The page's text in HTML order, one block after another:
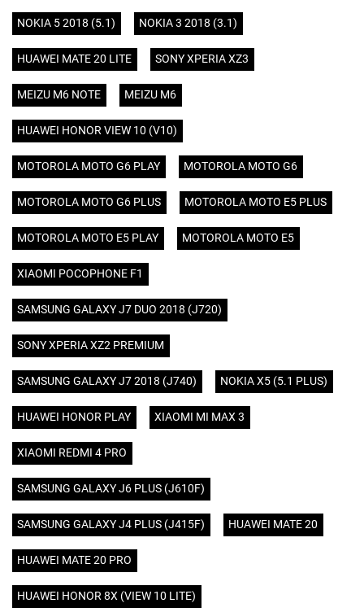
NOKIA 5 2018 (5.1) NOKIA 3 2018 (3.1)
HUAWEI MATE 20 LITE SONY XPERIA XZ3
MEIZU M6 NOTE MEIZU M6
HUAWEI HONOR VIEW 10 (V10)
MOTOROLA MOTO G6 PLAY MOTOROLA MOTO G6
MOTOROLA MOTO G6 PLUS MOTOROLA MOTO E5 PLUS
MOTOROLA MOTO E5 PLAY MOTOROLA MOTO E5
XIAOMI POCOPHONE F1
SAMSUNG GALAXY J7 DUO 2018 (J720)
SONY XPERIA XZ2 PREMIUM
SAMSUNG GALAXY J7 2018 (J740) NOKIA X5 (5.1 PLUS)
HUAWEI HONOR PLAY XIAOMI MI MAX 3
XIAOMI REDMI 4 PRO
SAMSUNG GALAXY J6 PLUS (J610F)
SAMSUNG GALAXY J4 PLUS (J415F) HUAWEI MATE 20
HUAWEI MATE 20 PRO
HUAWEI HONOR 8X (VIEW 10 LITE)